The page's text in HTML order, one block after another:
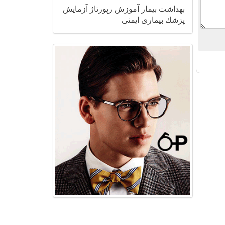
بهداشت بیمار آموزش رپورتاژ
آزمایش
پزشك بیماری ایمنی